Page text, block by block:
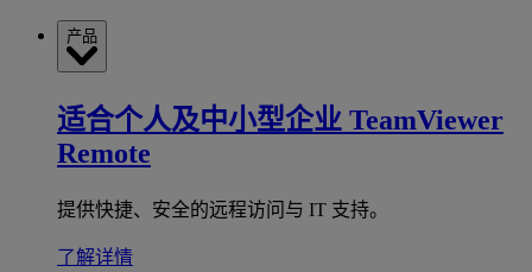
产品
适合个人及中小型企业 TeamViewer
Remote
提供快捷、安全的远程访问与 IT 支持。
了解详情